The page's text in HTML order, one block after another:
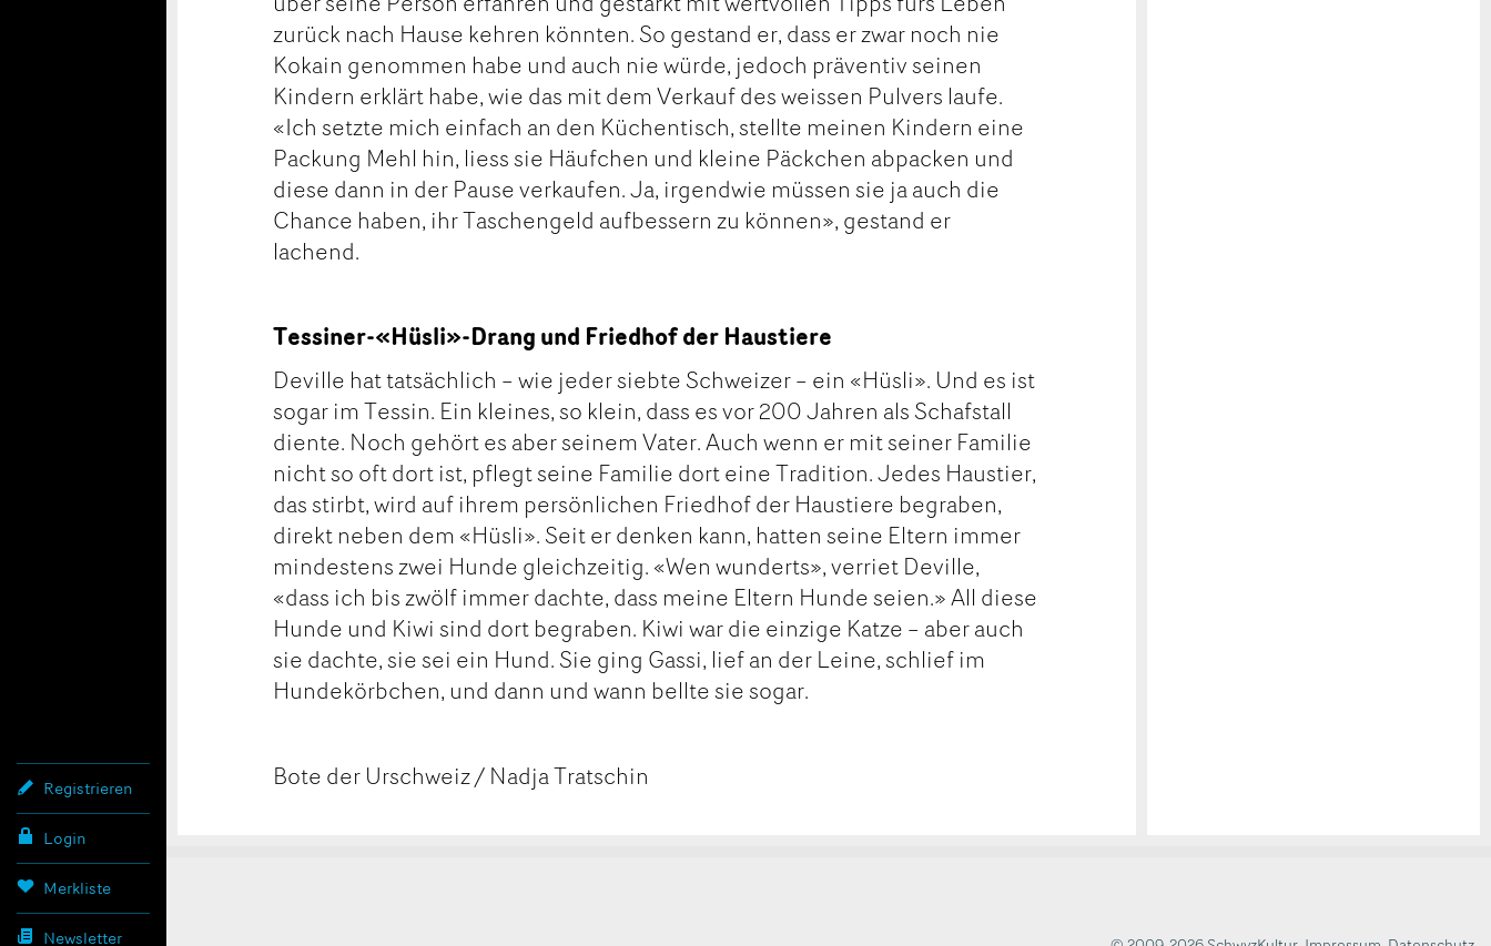
Registrieren
Login
Merkliste
Newsletter
zurück nach Hause kehren könnten. So gestand er, dass er zwar noch nie
Kokain genommen habe und auch nie würde, jedoch präventiv seinen
Kindern erklärt habe, wie das mit dem Verkauf des weissen Pulvers laufe.
«Ich setzte mich einfach an den Küchentisch, stellte meinen Kindern eine
Packung Mehl hin, liess sie Häufchen und kleine Päckchen abpacken und
diese dann in der Pause verkaufen. Ja, irgendwie müssen sie ja auch die
Chance haben, ihr Taschengeld aufbessern zu können», gestand er
lachend.
Tessiner-«Hüsli»-Drang und Friedhof der Haustiere
Deville hat tatsächlich – wie jeder siebte Schweizer – ein «Hüsli». Und es ist
sogar im Tessin. Ein kleines, so klein, dass es vor 200 Jahren als Schafstall
diente. Noch gehört es aber seinem Vater. Auch wenn er mit seiner Familie
nicht so oft dort ist, pflegt seine Familie dort eine Tradition. Jedes Haustier,
das stirbt, wird auf ihrem persönlichen Friedhof der Haustiere begraben,
direkt neben dem «Hüsli». Seit er denken kann, hatten seine Eltern immer
mindestens zwei Hunde gleichzeitig. «Wen wunderts», verriet Deville,
«dass ich bis zwölf immer dachte, dass meine Eltern Hunde seien.» All diese
Hunde und Kiwi sind dort begraben. Kiwi war die einzige Katze – aber auch
sie dachte, sie sei ein Hund. Sie ging Gassi, lief an der Leine, schlief im
Hundekörbchen, und dann und wann bellte sie sogar.
Bote der Urschweiz / Nadja Tratschin